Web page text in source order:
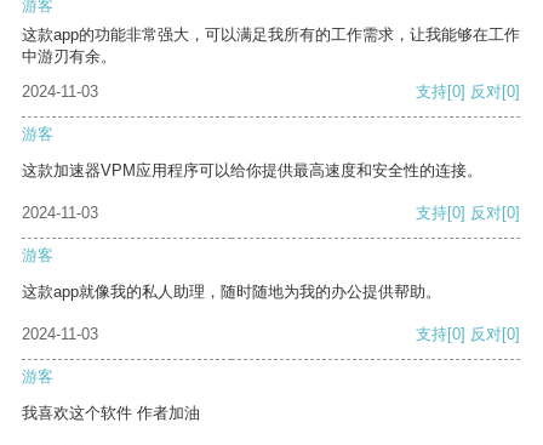
游客
这款app的功能非常强大，可以满足我所有的工作需求，让我能够在工作
中游刃有余。
2024-11-03
支持[0] 反对[0]
游客
这款加速器VPM应用程序可以给你提供最高速度和安全性的连接。
2024-11-03 支持[0] 反对[0]
游客
这款app就像我的私人助理，随时随地为我的办公提供帮助。
2024-11-03 支持[0] 反对[0]
游客
我喜欢这个软件 作者加油